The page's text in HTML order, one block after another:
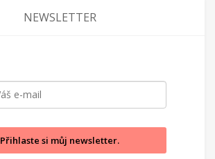
NEWSLETTER
Přihlaste si můj newsletter.